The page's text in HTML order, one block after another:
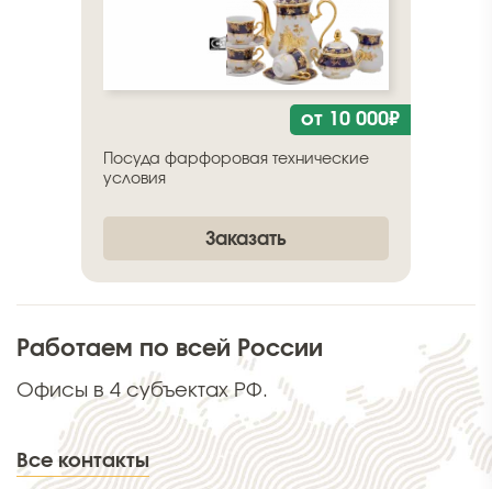
от 10 000₽
Посуда фарфоровая технические
условия
Заказать
Работаем по всей России
Офисы в 4 субъектах РФ.
Все контакты